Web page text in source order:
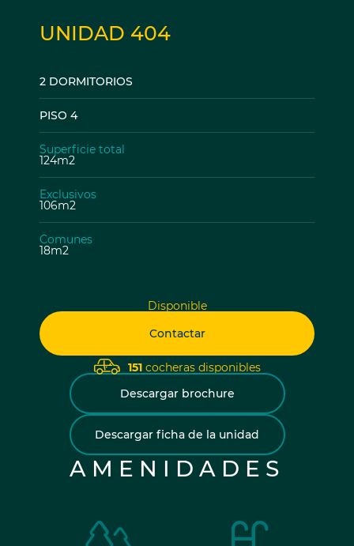
UNIDAD 404
2 DORMITORIOS
PISO 4
Superficie total
124m2
Exclusivos
106m2
Comunes
18m2
Disponible
Contactar
151cocheras disponibles
Descargar brochure
Descargar ficha de la unidad
AMENIDADES